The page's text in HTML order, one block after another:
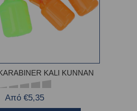
KALI KUNNAN
Από €5,35